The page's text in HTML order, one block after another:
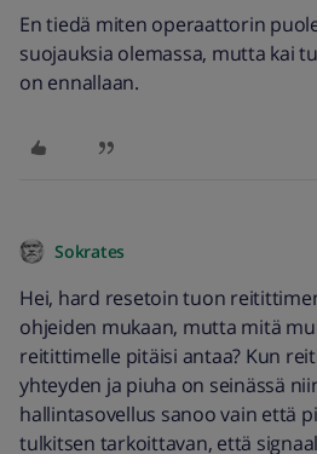
En tiedä miten operaattorin
suojauksia olemassa, mutta kai
on ennallaan.
Sokrates
Hei, hard resetoin tuon
ohjeiden mukaan, mutta mitä
reitittimelle pitäisi antaa? Kun
yhteyden ja piuha on seinässä
hallintasovellus sanoo vain että
tulkitsen tarkoittavan, että